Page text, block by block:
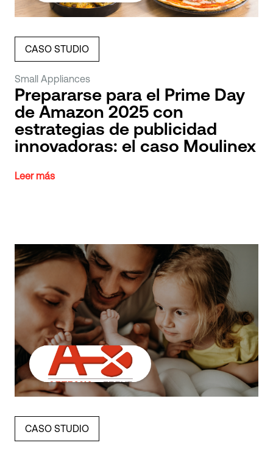
CASO STUDIO
Small Appliances
Prepararse para el Prime Day
de Amazon 2025 con
estrategias de publicidad
innovadoras: el caso Moulinex
Leer más
CASO STUDIO